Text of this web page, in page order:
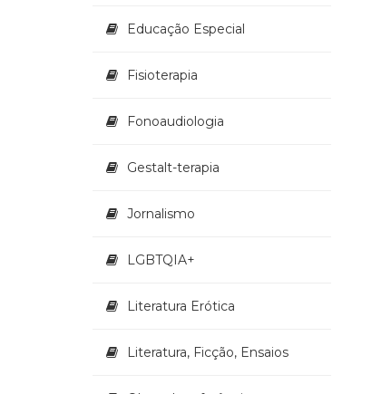
Educação Especial
Fisioterapia
Fonoaudiologia
Gestalt-terapia
Jornalismo
LGBTQIA+
Literatura Erótica
Literatura, Ficção, Ensaios